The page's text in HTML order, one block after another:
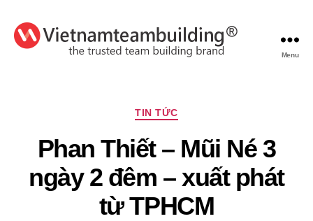
Menu
Chuyên
TIN TỨC
Phan Thiết – Mũi Né 3
ngày 2 đêm – xuất phát
từ TPHCM